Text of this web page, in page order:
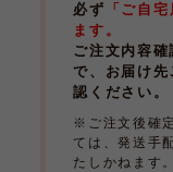
必ず 「ご自
ます。
ご注文内容
で、お届け
認ください。
※ご注文後確
ては、発送手
たしかねます